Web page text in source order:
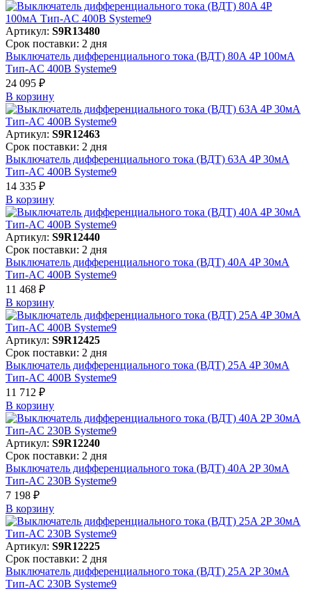
Артикул: S9R13480
Срок поставки: 2 дня
Выключатель дифференциального тока (ВДТ) 80A 4P 100мА
Тип-AC 400В Systeme9
24 095 ₽
В корзинy
Артикул: S9R12463
Срок поставки: 2 дня
Выключатель дифференциального тока (ВДТ) 63A 4P 30мА
Тип-AC 400В Systeme9
14 335 ₽
В корзинy
Артикул: S9R12440
Срок поставки: 2 дня
Выключатель дифференциального тока (ВДТ) 40A 4P 30мА
Тип-AC 400В Systeme9
11 468 ₽
В корзинy
Артикул: S9R12425
Срок поставки: 2 дня
Выключатель дифференциального тока (ВДТ) 25A 4P 30мА
Тип-AC 400В Systeme9
11 712 ₽
В корзинy
Артикул: S9R12240
Срок поставки: 2 дня
Выключатель дифференциального тока (ВДТ) 40A 2P 30мА
Тип-AC 230В Systeme9
7 198 ₽
В корзинy
Артикул: S9R12225
Срок поставки: 2 дня
Выключатель дифференциального тока (ВДТ) 25A 2P 30мА
Тип-AC 230В Systeme9